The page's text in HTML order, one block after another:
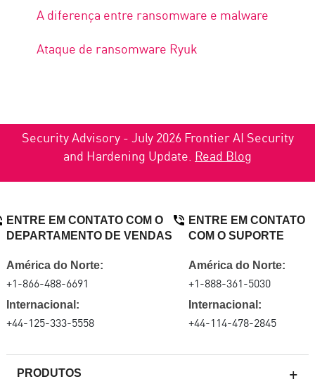
A diferença entre ransomware e malware
Ataque de ransomware Ryuk
Security Advisory - July 2026 Frontier AI Security
and Hardening Update. Read Blog
PRODUTOS
ENTRE EM CONTATO COM O
DEPARTAMENTO DE VENDAS
América do Norte:
+1-866-488-6691
Internacional:
+44-125-333-5558
ENTRE EM CONTATO
COM O SUPORTE
América do Norte:
+1-888-361-5030
Internacional:
+44-114-478-2845